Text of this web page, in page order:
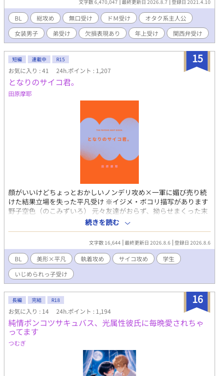
弁のヤンキー、ビッチ系の女装男子、堅物メガネの副委員長、甘
え上手の現役アイドル、筋肉系の先輩、ワンコ系の後輩、父親違
いの弟、弱りきった元いじめっ子、耽美な生徒会長にその露払い
の副会長、盲目の芸術家とその兄達、おかっぱ頭の着物男子、胡
散臭い糸目な美少年、寂しがりな近所の小学生にその色っぽい父
親、やる気のないひねくれ留年男子……選り取りみどりの男子達
には第一印象をひっくり返す裏の顔が！？ ──以下注意事項──
※『』は電話やメッセージアプリのやり取りなど、（）は主人公
の心の声など、《》は主人公に聞き取り理解出来なかった外国語
など。 ※主人公総攻め。主人公は普通に浮気をします。 ※主人公
の心の声はうるさめ＆オタク色濃いめ。 ※受け達には全員ギャッ
どが欠けています。 ※切り傷、火傷、手足の欠損、視覚障害等の
特徴を持つ受けが登場し、その描写があります。 ※受け同士の絡
みがあります(ほぐし合い、キス等) ※コメディ風味です、あくま
で風味です。 ※タイトルの後に（）でメインの登場人物名を記し
てあります。順次全話実装予定です。 ×がある場合は性的描写
アリ、＋の場合は軽い絡みまでとなっております。
文字数 6,470,047 最終更新日 2026.8.7 登録日 2021.4.10
BL 総攻め 無口受け ドＭ受け
オタク系主人公
女装男子
弟受け 欠損表現あり 年上受け 関西弁受け
15
短編 連載中 R15
お気に入り : 41 24h.ポイント : 1,207
となりのサイコ君。
田原摩耶
顔がいいけどちょっとおかしいノンデリ攻め×一軍に媚び売り続
けた結果立場を失った平凡受け ※イジメ・ボコリ描写があります
野子空色（のこみずいろ） 元々友達がおらず、拗らせまくった末
に高校デビューで一軍の仲間入りしたくてプライド捨ててきた。
周りを見下している。無事寿々のせいで転落し、サンドバッグ行
き。柚木のために日々寿々の弱味を探してる。 寿々功運（すずこ
ううん） 顔だけで生きてきた。マイペースでデリカシーはない。
パーソナルスペースもおかしいし空気は読まない。でも顔がいい
のでモテる。 柚木（ゆずき） 一軍。普通にクズ。寿々の弱味を野
子に探らせてる。 奈頭（なず） 一軍。柚木の取り巻き１。女好
き。
続きを読む
文字数 16,644 最終更新日 2026.8.6 登録日 2026.8.6
BL 美形×平凡 執着攻め サイコ攻め
学生
いじめられっ子受け
16
長編 完結 R18
お気に入り : 14 24h.ポイント : 1,194
純情ポンコツサキュバス、光属性彼氏に毎晩愛されちゃ
ってます
つむぎ